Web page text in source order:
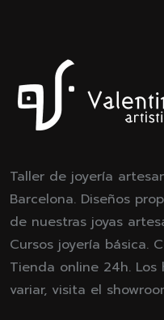
Taller de joyería
Barcelona. Diseños
de nuestras joyas
Cursos joyería básica.
Tienda online 24h.
variar, visita el